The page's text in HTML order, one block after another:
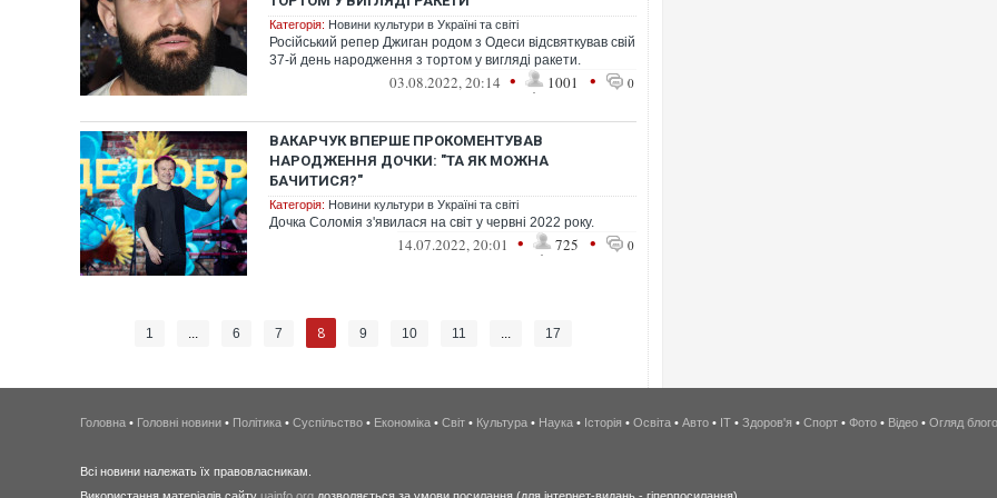
Категорія: Новини культури в Україні та світі
Російський репер Джиган родом з Одеси відсвяткував свій
37-й день народження з тортом у вигляді ракети.
03.08.2022, 20:14 • 1001 • 0
ВАКАРЧУК ВПЕРШЕ ПРОКОМЕНТУВАВ
НАРОДЖЕННЯ ДОЧКИ: "ТА ЯК МОЖНА
БАЧИТИСЯ?"
Категорія: Новини культури в Україні та світі
Дочка Соломія з'явилася на світ у червні 2022 року.
14.07.2022, 20:01 • 725 • 0
1 ... 6 7 8 9 10 11 ... 17
Головна • Головні новини • Політика • Суспільство • Економіка • Світ • Культура • Наука • Історія • Освіта • Авто • IT • Здоров'я • Спорт • Фото • Відео • Огляд
Всі новини належать їх правовласникам.